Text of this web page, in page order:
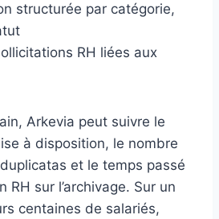
structurée par catégorie,
RH liées aux
Arkevia peut suivre le
à disposition, le nombre
et le temps passé
RH sur l’archivage. Sur un
centaines de salariés,